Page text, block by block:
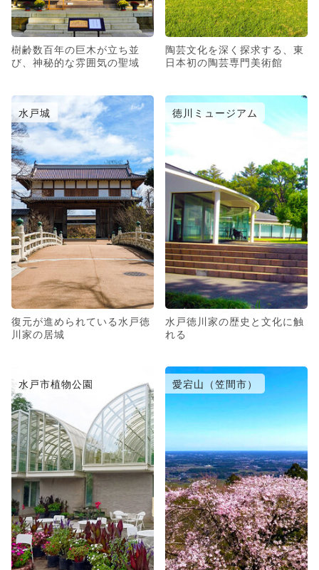
樹齢数百年の巨木が立ち並
び、神秘的な雰囲気の聖域
陶芸文化を深く探求する、東
日本初の陶芸専門美術館
水戸城
復元が進められている水戸徳
川家の居城
徳川ミュージアム
水戸徳川家の歴史と文化に触
れる
水戸市植物公園 愛宕山（笠間市）